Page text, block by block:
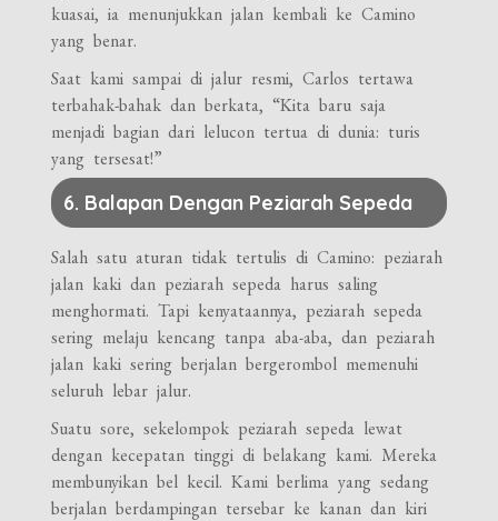
kuasai, ia menunjukkan jalan kembali ke Camino
yang benar.
Saat kami sampai di jalur resmi, Carlos tertawa
terbahak-bahak dan berkata, “Kita baru saja
menjadi bagian dari lelucon tertua di dunia: turis
yang tersesat!”
6. Balapan Dengan Peziarah Sepeda
Salah satu aturan tidak tertulis di Camino: peziarah
jalan kaki dan peziarah sepeda harus saling
menghormati. Tapi kenyataannya, peziarah sepeda
sering melaju kencang tanpa aba-aba, dan peziarah
jalan kaki sering berjalan bergerombol memenuhi
seluruh lebar jalur.
Suatu sore, sekelompok peziarah sepeda lewat
dengan kecepatan tinggi di belakang kami. Mereka
membunyikan bel kecil. Kami berlima yang sedang
berjalan berdampingan tersebar ke kanan dan kiri